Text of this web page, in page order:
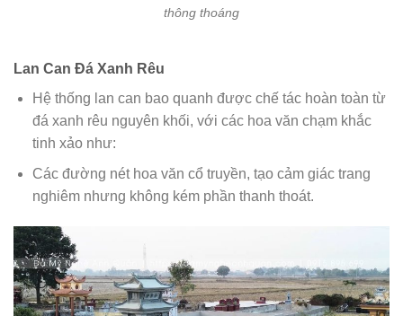
thông thoáng
Lan Can Đá Xanh Rêu
Hệ thống lan can bao quanh được chế tác hoàn toàn từ
đá xanh rêu nguyên khối, với các hoa văn chạm khắc
tinh xảo như:
Các đường nét hoa văn cổ truyền, tạo cảm giác trang
nghiêm nhưng không kém phần thanh thoát.